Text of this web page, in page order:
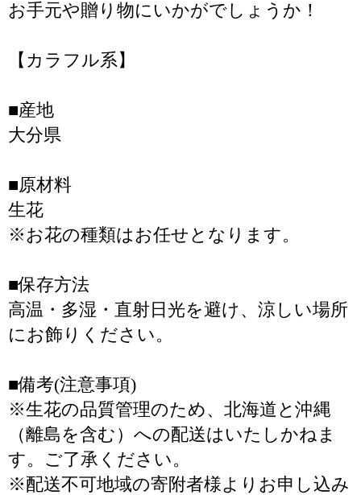
お手元や贈り物にいかがでしょうか！
【カラフル系】
■産地
大分県
■原材料
生花
※お花の種類はお任せとなります。
■保存方法
高温・多湿・直射日光を避け、涼しい場所
にお飾りください。
■備考(注意事項)
※生花の品質管理のため、北海道と沖縄
（離島を含む）への配送はいたしかねま
す。ご了承ください。
※配送不可地域の寄附者様よりお申し込み